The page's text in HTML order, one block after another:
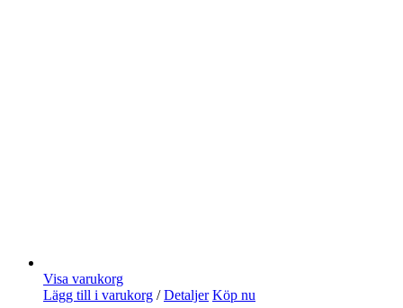
Visa varukorg
Lägg till i varukorg / Detaljer Köp nu